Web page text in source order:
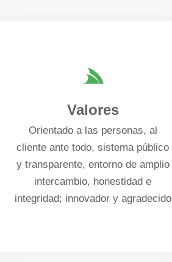
Valores
Orientado a las personas, al
cliente ante todo, sistema público
y transparente, entorno de amplio
intercambio, honestidad e
integridad; innovador y agradecido